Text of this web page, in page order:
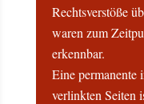
Rechtsverstöße
waren zum
erkennbar.
Eine
verlinkten Seiten